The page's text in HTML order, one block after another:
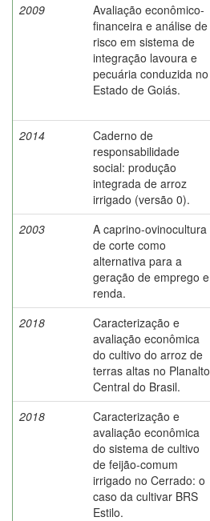
2009
Avaliação econômico-
financeira e análise de
risco em sistema de
integração lavoura e
pecuária conduzida no
Estado de Goiás.
2014
Caderno de
responsabilidade
social: produção
integrada de arroz
irrigado (versão 0).
2003
A caprino-ovinocultura
de corte como
alternativa para a
geração de emprego e
renda.
2018
Caracterização e
avaliação econômica
do cultivo do arroz de
terras altas no Planalto
Central do Brasil.
2018
Caracterização e
avaliação econômica
do sistema de cultivo
de feijão-comum
irrigado no Cerrado: o
caso da cultivar BRS
Estilo.